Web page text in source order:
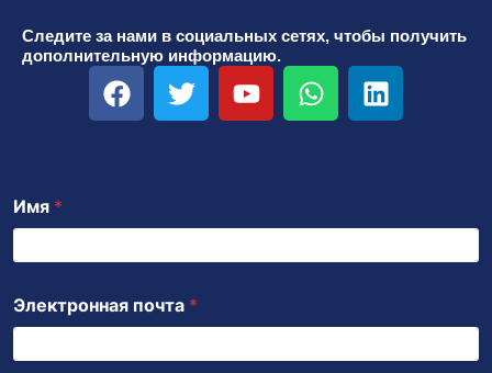
Следите за нами в социальных сетях, чтобы получить
дополнительную информацию.
F
a
k
T
w
Y
o
W
h
p
L
i
n
Имя *
Электронная почта *